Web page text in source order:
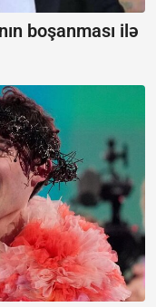
boşanması ilə